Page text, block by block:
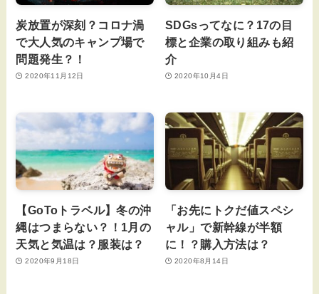
炭放置が深刻？コロナ渦
で大人気のキャンプ場で
問題発生？！
2020年11月12日
SDGsってなに？17の目
標と企業の取り組みも紹
介
2020年10月4日
【GoToトラベル】冬の沖
縄はつまらない？！1月の
天気と気温は？服装は？
2020年9月18日
「お先にトクだ値スペシ
ャル」で新幹線が半額
に！？購入方法は？
2020年8月14日